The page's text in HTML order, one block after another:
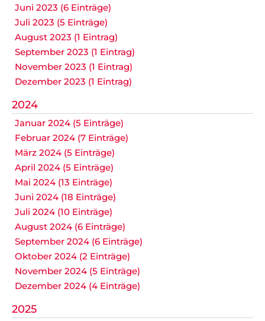
Juni 2023 (6 Einträge)
Juli 2023 (5 Einträge)
August 2023 (1 Eintrag)
September 2023 (1 Eintrag)
November 2023 (1 Eintrag)
Dezember 2023 (1 Eintrag)
2024
Januar 2024 (5 Einträge)
Februar 2024 (7 Einträge)
März 2024 (5 Einträge)
April 2024 (5 Einträge)
Mai 2024 (13 Einträge)
Juni 2024 (18 Einträge)
Juli 2024 (10 Einträge)
August 2024 (6 Einträge)
September 2024 (6 Einträge)
Oktober 2024 (2 Einträge)
November 2024 (5 Einträge)
Dezember 2024 (4 Einträge)
2025